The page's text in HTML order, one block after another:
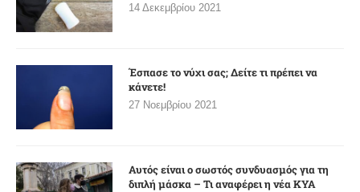
14 Δεκεμβρίου 2021
Έσπασε το νύχι σας; Δείτε τι πρέπει να
κάνετε!
27 Νοεμβρίου 2021
Αυτός είναι ο σωστός συνδυασμός για τη
διπλή μάσκα – Τι αναφέρει η νέα ΚΥΑ